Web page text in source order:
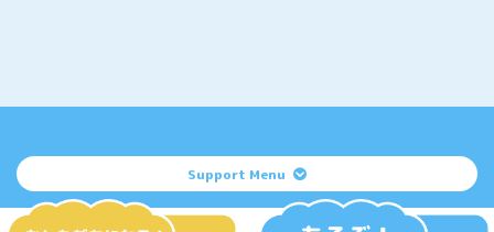
Support Menu
掲載されているすべてのコンテンツ